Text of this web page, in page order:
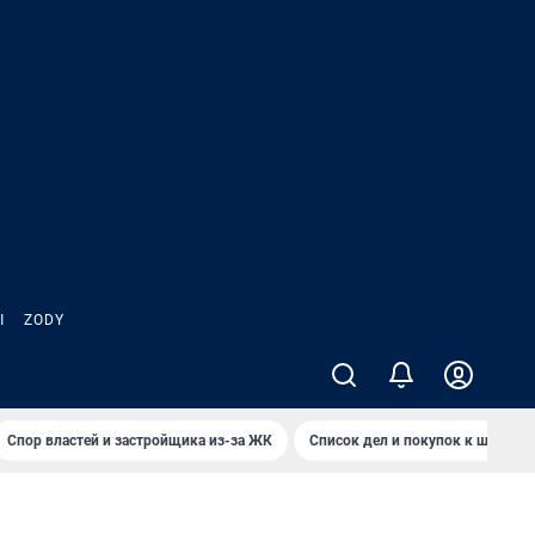
ZODY
Спор властей и застройщика из-за ЖК Список дел и покупок к школе